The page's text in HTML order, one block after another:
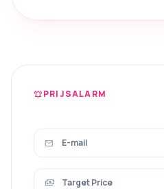
notifications_activePRIJSALARM
mail
payments